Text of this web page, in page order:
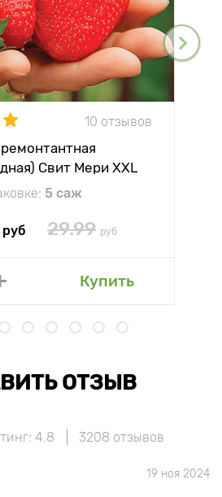
10 отзывов
Свит Мери XXL
5 саж
руб 29.99 руб
Купить
ОТЗЫВ
4.8 3208 отзывов
19 ноя 2024